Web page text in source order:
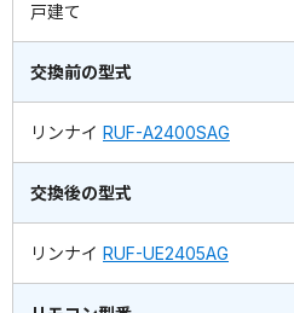
戸建て
交換前の型式
リンナイ RUF-A2400SAG
交換後の型式
リンナイ RUF-UE2405AG